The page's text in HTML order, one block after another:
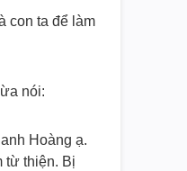
con ta để làm
nói:
Hoàng ạ.
từ thiện. Bị